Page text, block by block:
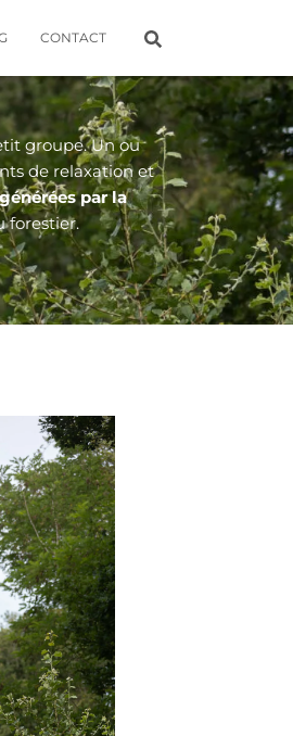
CONTACT
groupe. Un ou
de relaxation et
par la
forestier.